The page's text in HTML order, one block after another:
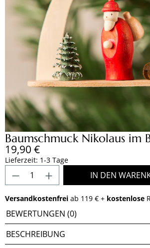
Baumschmuck Nikolaus im
Regulärer Preis:
19,90 €
Lieferzeit: 1-3 Tage
Produkt Anzahl: Gib den
IN DEN
Versandkostenfrei ab 119 € + kostenlose
BEWERTUNGEN (0)
BESCHREIBUNG